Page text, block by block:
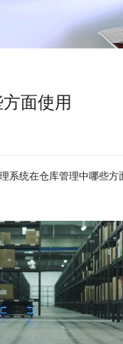
面使用
系统在仓库管理中哪些方